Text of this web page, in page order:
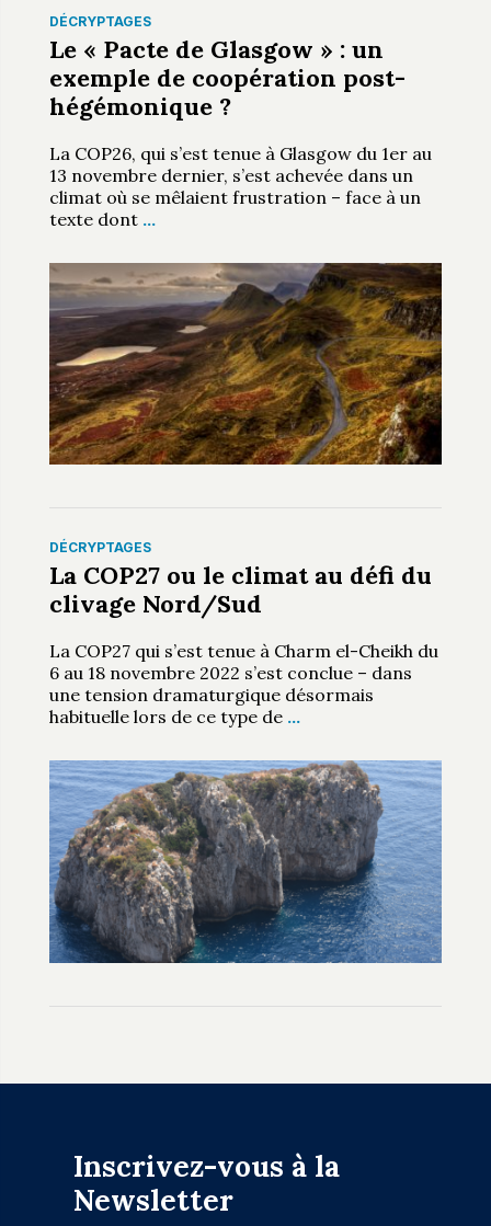
DÉCRYPTAGES
Le « Pacte de Glasgow » : un
exemple de coopération post-
hégémonique ?
La COP26, qui s’est tenue à Glasgow du 1er au
13 novembre dernier, s’est achevée dans un
climat où se mêlaient frustration – face à un
texte dont …
DÉCRYPTAGES
La COP27 ou le climat au défi du
clivage Nord/Sud
La COP27 qui s’est tenue à Charm el-Cheikh du
6 au 18 novembre 2022 s’est conclue – dans
une tension dramaturgique désormais
habituelle lors de ce type de …
Inscrivez-vous à la
Newsletter